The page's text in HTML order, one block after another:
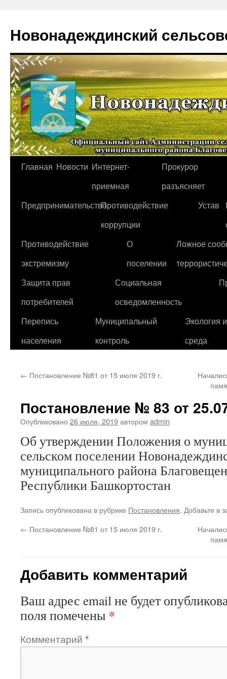
Новонадеждинский
Перейти
содержимому
Главная Новости Интернет-
приемная
Прокурор
разъясняет
ПредпринимательствоПротиводействие
коррупции
Устав
Противодействие
экстремизму
О
поселении
Ложное
Защита прав
потребителей
Социальная
осведомленность
Перепись
населения
Муниципальный
контроль
Экология
среда
← Постановление №81 от 15 июля 2019 г.
Постановление № 83 от
Опубликовано 26 июля, 2019автором admin
Об утверждении Положения о
сельском поселении
муниципального района
Республики Башкортостан
Запись опубликована в рубрике Постановления. Добавьте в
← Постановление №81 от 15 июля 2019 г.
Добавить комментарий
Ваш адрес email не будет
поля помечены *
Комментарий *